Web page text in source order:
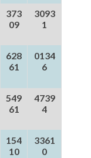
373
09
3093
1
628
61
0134
6
549
61
4739
4
154
10
3361
0